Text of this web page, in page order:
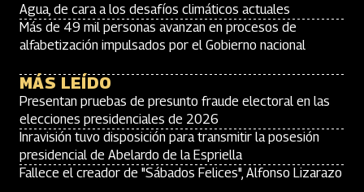
Agua, de cara a los desafíos climáticos actuales
Más de 49 mil personas avanzan en procesos de
alfabetización impulsados por el Gobierno nacional
MÁS LEÍDO
Presentan pruebas de presunto fraude electoral en las
elecciones presidenciales de 2026
Inravisión tuvo disposición para transmitir la posesión
presidencial de Abelardo de la Espriella
Fallece el creador de "Sábados Felices", Alfonso Lizarazo